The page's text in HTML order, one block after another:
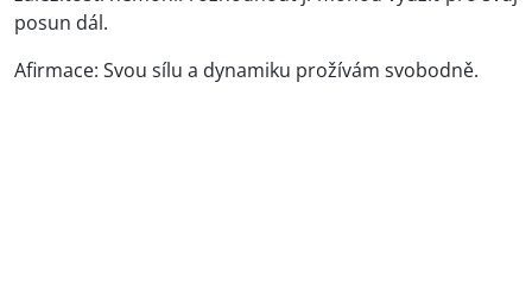
posun dál.
Afirmace: Svou sílu a dynamiku prožívám svobodně.